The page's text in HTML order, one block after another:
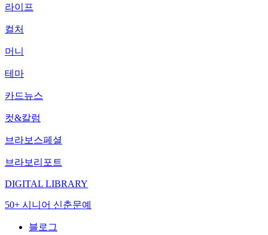
라이프
컬처
머니
테마
카드뉴스
컷&칼럼
브라보스페셜
브라보리포트
DIGITAL LIBRARY
50+ 시니어 신춘문예
블로그